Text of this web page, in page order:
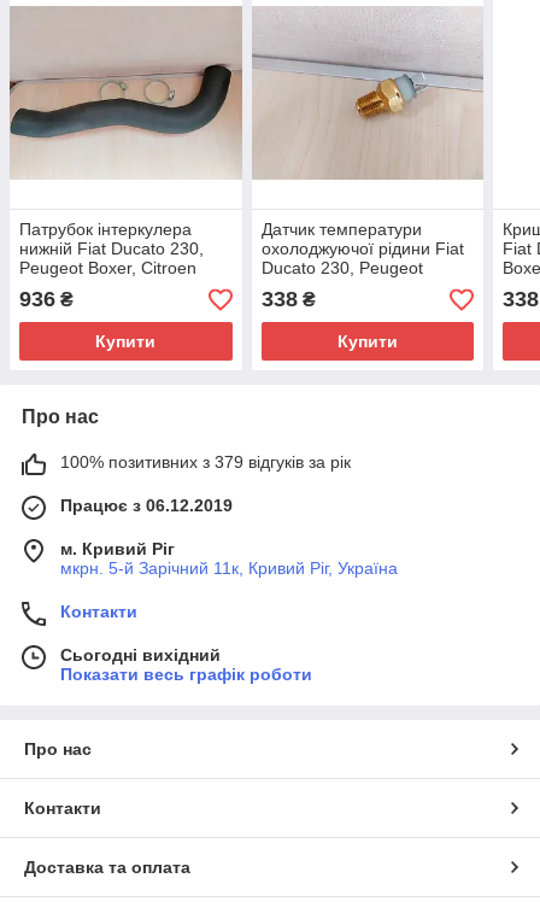
Патрубок інтеркулера
нижній Fiat Ducato 230,
Peugeot Boxer, Citroen
1307121080, 0382Q5
936 ₴
Купити
Датчик температури
охолоджуючої рідини Fiat
Ducato 230, Peugeot
Boxer, Citroen Jumper (94-
02) 2.5/2.8, 1338F7
338₴
Купити
Fiat
338
Про нас
100% позитивних з 379 відгуків за рік
Працює з 06.12.2019
м. Кривий Ріг
мкрн. 5-й Зарічний 11к, Кривий Ріг, Україна
Контакти
Сьогодні вихідний
Показати весь графік роботи
Про нас
Контакти
Доставка та оплата